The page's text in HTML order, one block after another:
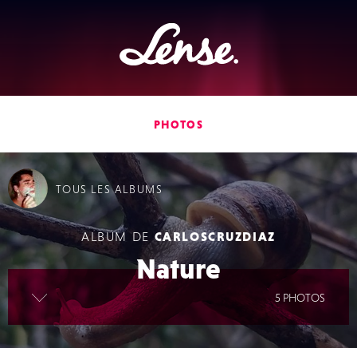
Lense
PHOTOS
ALBUM DECARLOSCRUZDIAZ
Nature
5 PHOTOS
TOUSLES ALBUMS